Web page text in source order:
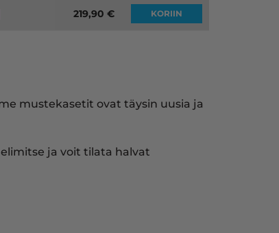
219,90€ KORIIN
mustekasetit ovat täysin uusia ja
ja voit tilata halvat